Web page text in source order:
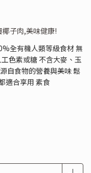
子肉,美味健康!
全有機人類等級食材 無
色素或糖 不含大麥、玉
自食物的營養與美味 鬆
適合享用 素食